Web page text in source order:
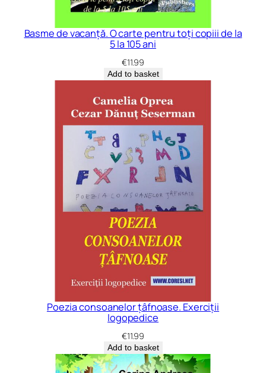
Basme de vacanță. O carte pentru toți copiii de la
5 la 105 ani
€11.99
Add to basket
Poezia consoanelor țâfnoase. Exerciții
logopedice
€11.99
Add to basket